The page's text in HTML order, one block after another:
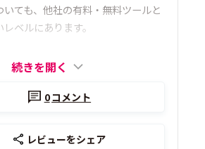
ても、他社の有料・無料ツールと
ベルにあります。
続きを開く
0コメント
レビューをシェア